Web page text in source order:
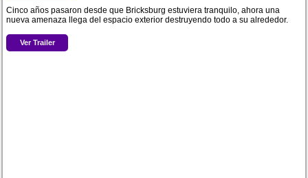
Cinco años pasaron desde que Bricksburg estuviera tranquilo, ahora una
nueva amenaza llega del espacio exterior destruyendo todo a su alrededor.
Ver Trailer